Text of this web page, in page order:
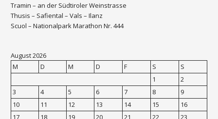
Tramin – an der Südtiroler Weinstrasse
Thusis – Safiental – Vals – Ilanz
Scuol – Nationalpark Marathon Nr. 444
August 2026
M
D M D F S
S
1
2
3
4 5 6 7 8
9
10
11 12 13 14 15
16
17
18 19 20 21 22 23